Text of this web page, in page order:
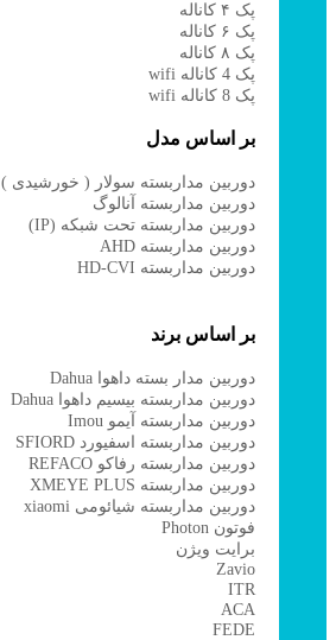
پک ۴ کاناله
پک ۶ کاناله
پک ۸ کاناله
پک 4 کاناله wifi
پک 8 کاناله wifi
بر اساس مدل
دوربین مداربسته سولار ( خورشیدی )
دوربین مداربسته آنالوگ
دوربین مداربسته تحت شبکه (IP)
دوربین مداربسته AHD
دوربین مداربسته HD-CVI
بر اساس برند
دوربین مدار بسته داهوا Dahua
دوربین مداربسته بیسیم داهوا Dahua
دوربین مداربسته آیمو Imou
دوربین مداربسته اسفیورد SFIORD
دوربین مداربسته رفاکو REFACO
دوربین مداربسته XMEYE PLUS
دوربین مداربسته شیائومی xiaomi
فوتون Photon
برایت ویژن
Zavio
ITR
ACA
FEDE